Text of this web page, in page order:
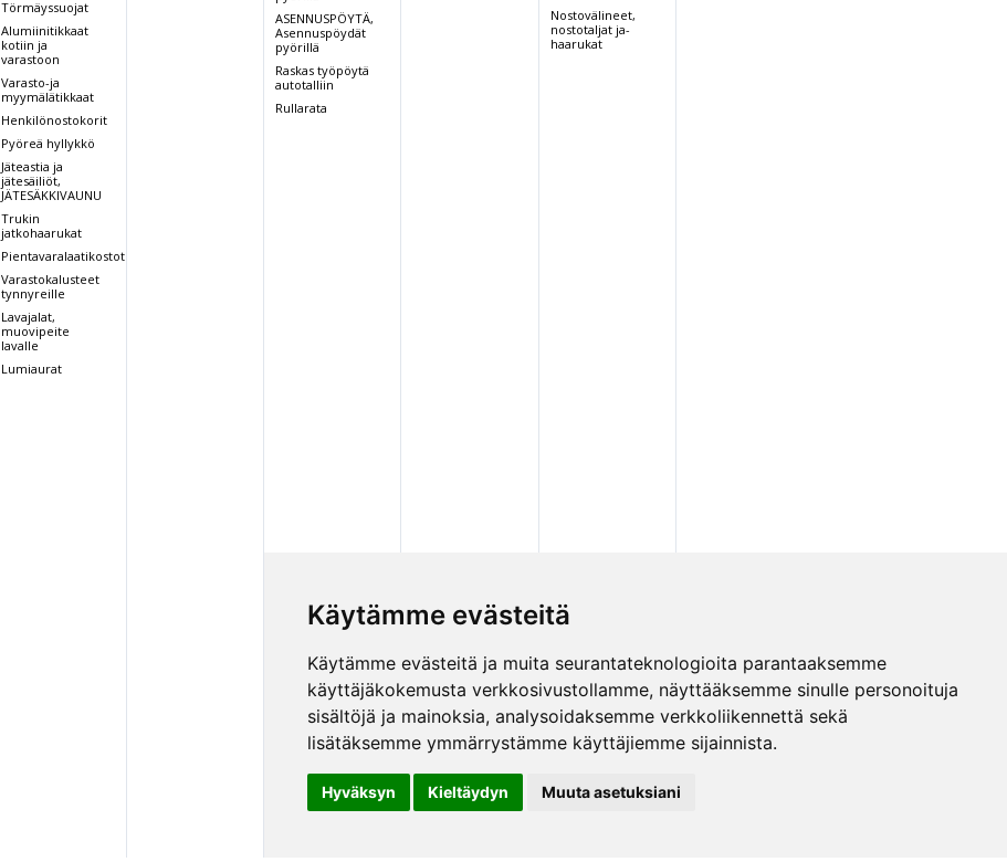
Käytämme evästeitä
Käytämme evästeitä ja muita seurantateknologioita parantaaksemme
käyttäjäkokemusta verkkosivustollamme, näyttääksemme sinulle personoituja
sisältöjä ja mainoksia, analysoidaksemme verkkoliikennettä sekä
lisätäksemme ymmärrystämme käyttäjiemme sijainnista.
Hyväksyn Kieltäydyn Muuta asetuksiani
Törmäyssuojat
Alumiinitikkaat
kotiin ja
varastoon
Varasto-ja
myymälätikkaat
Henkilönostokorit
Pyöreä hyllykkö
Jäteastia ja
jätesäiliöt,
JÄTESÄKKIVAUNU
Trukin
jatkohaarukat
Pientavaralaatikostot
Varastokalusteet
tynnyreille
Lavajalat,
muovipeite
lavalle
Lumiaurat
ASENNUSPÖYTÄ,
Asennuspöydät
pyörillä
Raskas työpöytä
autotalliin
Rullarata
Nostovälineet,
nostotaljat ja-
haarukat